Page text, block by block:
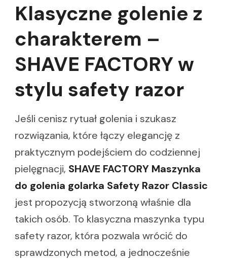
Klasyczne golenie z
charakterem –
SHAVE FACTORY w
stylu safety razor
Jeśli cenisz rytuał golenia i szukasz
rozwiązania, które łączy elegancję z
praktycznym podejściem do codziennej
pielęgnacji, SHAVE FACTORY Maszynka
do golenia golarka Safety Razor Classic
jest propozycją stworzoną właśnie dla
takich osób. To klasyczna maszynka typu
safety razor, która pozwala wrócić do
sprawdzonych metod, a jednocześnie